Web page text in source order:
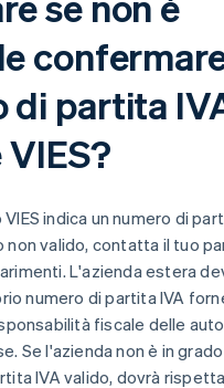
di partita
indica un numero di
non valido, contatta il tuo
L'azienda estera
numero di partita IVA
fiscale delle
Se l'azienda non è in
IVA valido, dovrà